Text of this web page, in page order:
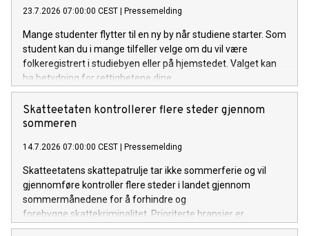
23.7.2026 07:00:00 CEST | Pressemelding
Mange studenter flytter til en ny by når studiene starter. Som
student kan du i mange tilfeller velge om du vil være
folkeregistrert i studiebyen eller på hjemstedet. Valget kan
ha betydning for rettighetene dine.
Skatteetaten kontrollerer flere steder gjennom
sommeren
14.7.2026 07:00:00 CEST | Pressemelding
Skatteetatens skattepatrulje tar ikke sommerferie og vil
gjennomføre kontroller flere steder i landet gjennom
sommermånedene for å forhindre og
forebygge skattekriminalitet. Prioriterte bransjer er
byggeplasser, transport, serveringssteder og andre